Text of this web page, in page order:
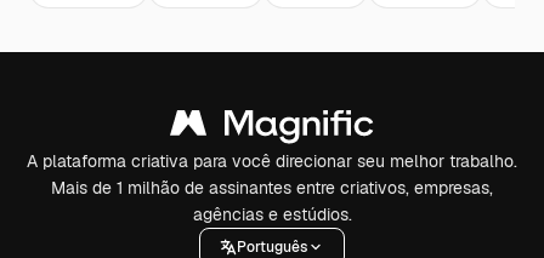
A plataforma criativa para você direcionar seu melhor trabalho.
Mais de 1 milhão de assinantes entre criativos, empresas,
agências e estúdios.
Português